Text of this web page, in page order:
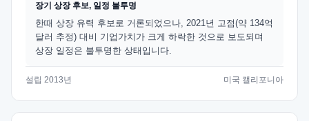
장기 상장 후보, 일정 불투명
한때 상장 유력 후보로 거론되었으나, 2021년 고점(약 134억
달러 추정) 대비 기업가치가 크게 하락한 것으로 보도되며
상장 일정은 불투명한 상태입니다.
설립 2013년 미국 캘리포니아